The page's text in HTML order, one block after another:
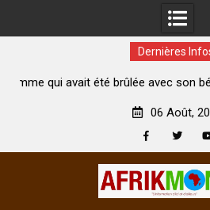
Dernières
brûlée avec son bébé par
06 Août,